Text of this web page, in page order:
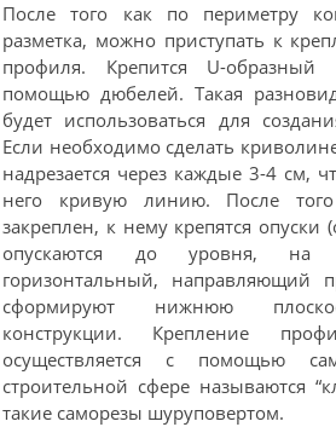
После того как по периметру
разметка, можно приступать к
профиля. Крепится U-
помощью дюбелей. Такая
будет использоваться для
Если необходимо сделать
надрезается через каждые 3-4 см,
него кривую линию. После
закреплен, к нему крепятся опуски
опускаются до уровня, на
горизонтальный, направляющий
сформируют нижнюю
конструкции. Крепление
осуществляется с помощью
строительной сфере называются
такие саморезы шуруповертом.